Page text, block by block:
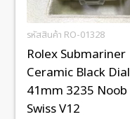
รหัสสินค้า RO-01328
Rolex Submariner
Ceramic Black Dial
41mm 3235 Noob
Swiss V12